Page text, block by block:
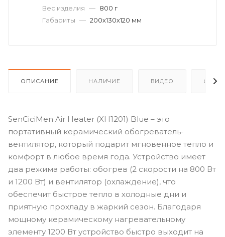
Вес изделия — 800 г
Габариты — 200х130х120 мм
ОПИСАНИЕ НАЛИЧИЕ ВИДЕО
SenCiciMen Air Heater (XH1201) Blue – это
портативный керамический обогреватель-
вентилятор, который подарит мгновенное тепло и
комфорт в любое время года. Устройство имеет
два режима работы: обогрев (2 скорости на 800 Вт
и 1200 Вт) и вентилятор (охлаждение), что
обеспечит быстрое тепло в холодные дни и
приятную прохладу в жаркий сезон. Благодаря
мощному керамическому нагревательному
элементу 1200 Вт устройство быстро выходит на